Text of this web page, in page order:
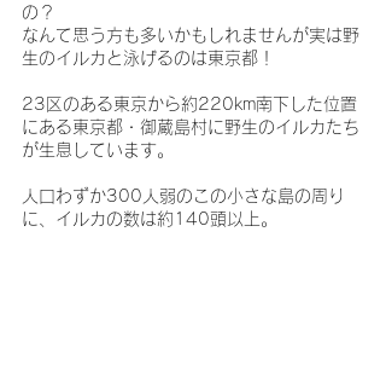
の？
なんて思う方も多いかもしれませんが実は野
生のイルカと泳げるのは東京都！
23区のある東京から約220km南下した位置
にある東京都・御蔵島村に野生のイルカたち
が生息しています。
人口わずか300人弱のこの小さな島の周り
に、イルカの数は約140頭以上。